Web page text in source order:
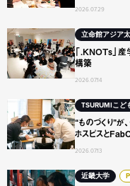
2026.07.29
立命館アジア
「.KNOTs」産
構築
2026.07.14
「.KNOTs」産学共創
TSURUMIこど
“ものづくり”が
ホスピスと
2026.07.13
“ものづくり”が、子
近畿大学
デジタルとリアルで描